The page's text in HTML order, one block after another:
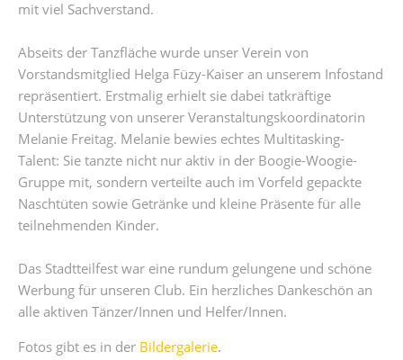
mit viel Sachverstand.
Abseits der Tanzfläche wurde unser Verein von
Vorstandsmitglied Helga Füzy-Kaiser an unserem Infostand
repräsentiert. Erstmalig erhielt sie dabei tatkräftige
Unterstützung von unserer Veranstaltungskoordinatorin
Melanie Freitag. Melanie bewies echtes Multitasking-
Talent: Sie tanzte nicht nur aktiv in der Boogie-Woogie-
Gruppe mit, sondern verteilte auch im Vorfeld gepackte
Naschtüten sowie Getränke und kleine Präsente für alle
teilnehmenden Kinder.
Das Stadtteilfest war eine rundum gelungene und schöne
Werbung für unseren Club. Ein herzliches Dankeschön an
alle aktiven Tänzer/Innen und Helfer/Innen.
Fotos gibt es in der Bildergalerie.